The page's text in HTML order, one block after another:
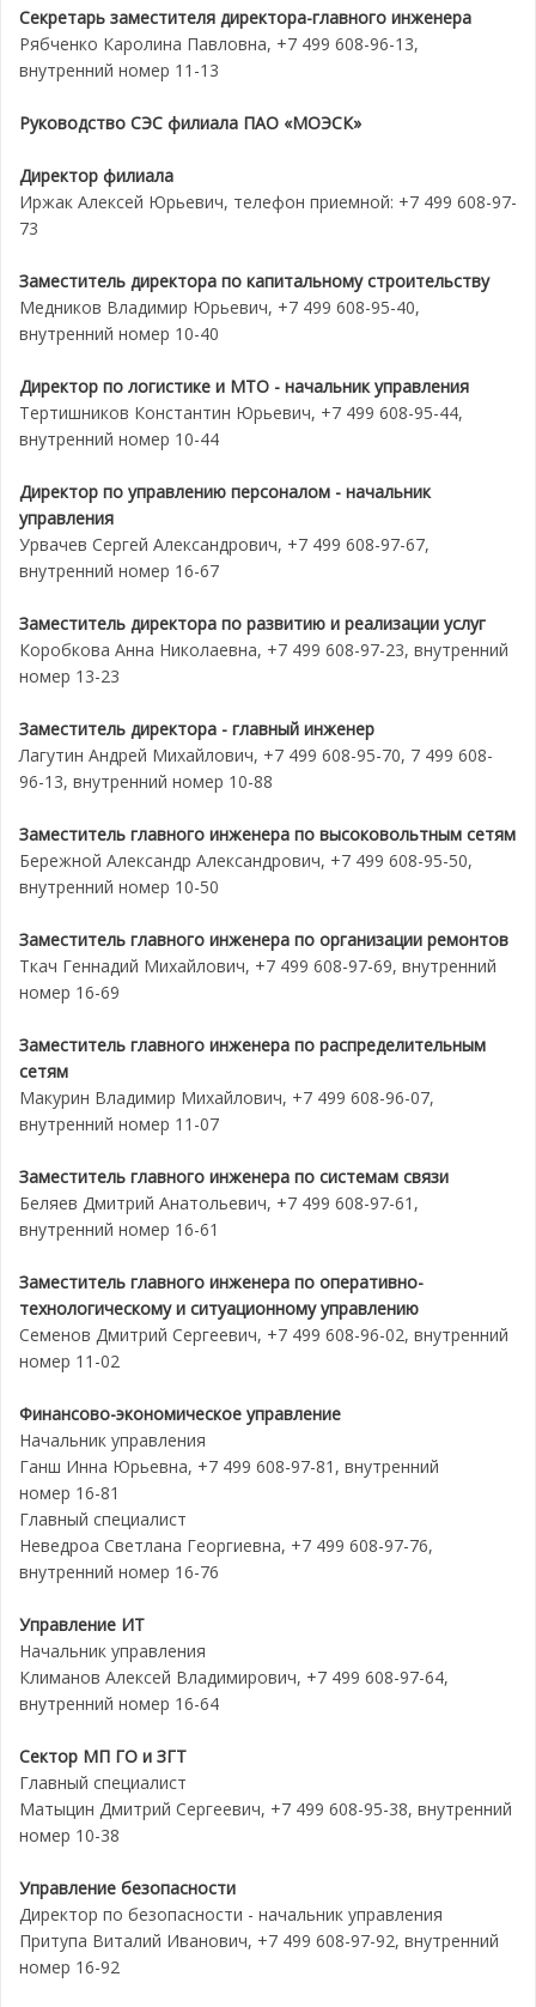
Секретарь заместителя директора-главного инженера
Рябченко Каролина Павловна, +7 499 608-96-13,
внутренний номер 11-13
Руководство СЭС филиала ПАО «МОЭСК»
Директор филиала
Иржак Алексей Юрьевич, телефон приемной: +7 499 608-97-
73
Заместитель директора по капитальному строительству
Медников Владимир Юрьевич, +7 499 608-95-40,
внутренний номер 10-40
Директор по логистике и МТО - начальник управления
Тертишников Константин Юрьевич, +7 499 608-95-44,
внутренний номер 10-44
Директор по управлению персоналом - начальник
управления
Урвачев Сергей Александрович, +7 499 608-97-67,
внутренний номер 16-67
Заместитель директора по развитию и реализации услуг
Коробкова Анна Николаевна, +7 499 608-97-23, внутренний
номер 13-23
Заместитель директора - главный инженер
Лагутин Андрей Михайлович, +7 499 608-95-70, 7 499 608-
96-13, внутренний номер 10-88
Заместитель главного инженера по высоковольтным сетям
Бережной Александр Александрович, +7 499 608-95-50,
внутренний номер 10-50
Заместитель главного инженера по организации ремонтов
Ткач Геннадий Михайлович, +7 499 608-97-69, внутренний
номер 16-69
Заместитель главного инженера по распределительным
сетям
Макурин Владимир Михайлович, +7 499 608-96-07,
внутренний номер 11-07
Заместитель главного инженера по системам связи
Беляев Дмитрий Анатольевич, +7 499 608-97-61,
внутренний номер 16-61
Заместитель главного инженера по оперативно-
технологическому и ситуационному управлению
Семенов Дмитрий Сергеевич, +7 499 608-96-02, внутренний
номер 11-02
Финансово-экономическое управление
Начальник управления
Ганш Инна Юрьевна, +7 499 608-97-81, внутренний
номер 16-81
Главный специалист
Неведроа Светлана Георгиевна, +7 499 608-97-76,
внутренний номер 16-76
Управление ИТ
Начальник управления
Климанов Алексей Владимирович, +7 499 608-97-64,
внутренний номер 16-64
Сектор МП ГО и ЗГТ
Главный специалист
Матыцин Дмитрий Сергеевич, +7 499 608-95-38, внутренний
номер 10-38
Управление безопасности
Директор по безопасности - начальник управления
Притупа Виталий Иванович, +7 499 608-97-92, внутренний
номер 16-92